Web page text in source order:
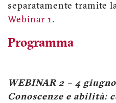
separatamente tramite
Webinar 1.
Programma
WEBINAR 2 – 4
Conoscenze e abilità: